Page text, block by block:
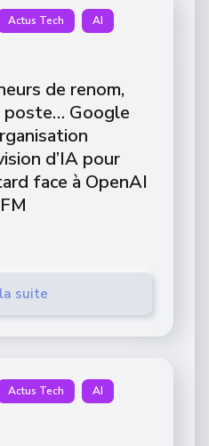
Actus Tech AI
de renom,
poste… Google
d’IA pour
face à OpenAI
suite
Actus Tech AI